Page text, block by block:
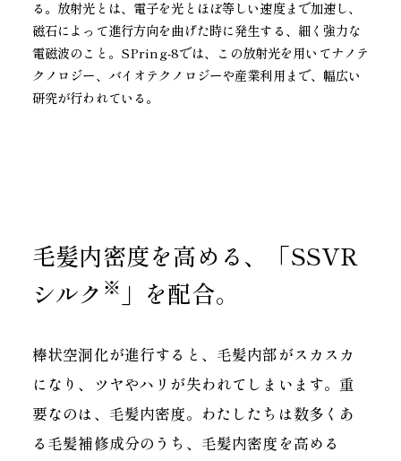
る。放射光とは、電子を光とほぼ等しい速度まで加速し、
磁石によって進行方向を曲げた時に発生する、細く強力な
電磁波のこと。SPring-8では、この放射光を用いてナノテ
クノロジー、バイオテクノロジーや産業利用まで、幅広い
研究が行われている。
毛髪内密度を高める、「SSVR
シルク ※ 」を配合。
棒状空洞化が進行すると、毛髪内部がスカスカ
になり、ツヤやハリが失われてしまいます。重
要なのは、毛髪内密度。わたしたちは数多くあ
る毛髪補修成分のうち、毛髪内密度を高める